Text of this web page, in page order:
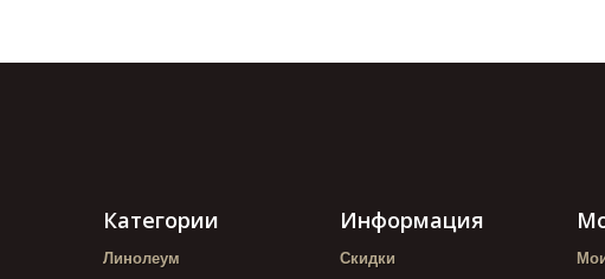
Категории
Линолеум
Информация
Скидки